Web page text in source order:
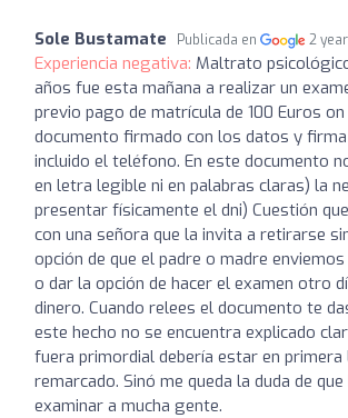
Sole Bustamate Publicada en 2
Experiencia negativa: Maltrato
años fue esta mañana a realizar un
previo pago de matrícula de 100 Euros on
documento firmado con los datos y firma
incluido el teléfono. En este documento
en letra legible ni en palabras claras) la
presentar físicamente el dni) Cuestión
con una señora que la invita a retirarse
opción de que el padre o madre
o dar la opción de hacer el examen otro
dinero. Cuando relees el documento te
este hecho no se encuentra explicado
fuera primordial debería estar en primera
remarcado. Sinó me queda la duda de
examinar a mucha gente.